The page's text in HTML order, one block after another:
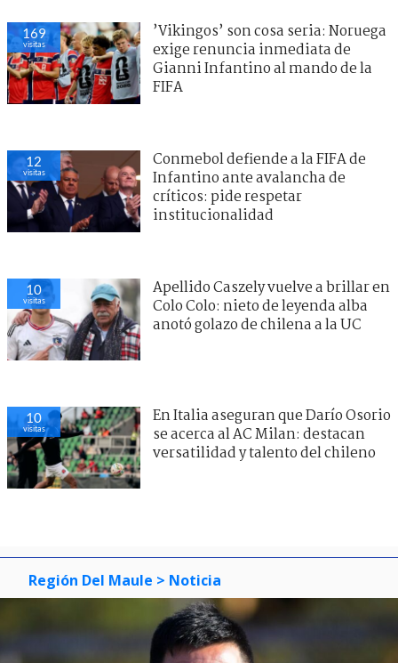
169
visitas
’Vikingos’ son cosa seria: Noruega
exige renuncia inmediata de
Gianni Infantino al mando de la
FIFA
12
visitas
Conmebol defiende a la FIFA de
Infantino ante avalancha de
críticos: pide respetar
institucionalidad
10
visitas
Apellido Caszely vuelve a brillar en
Colo Colo: nieto de leyenda alba
anotó golazo de chilena a la UC
10
visitas
En Italia aseguran que Darío Osorio
se acerca al AC Milan: destacan
versatilidad y talento del chileno
Región Del Maule > Noticia